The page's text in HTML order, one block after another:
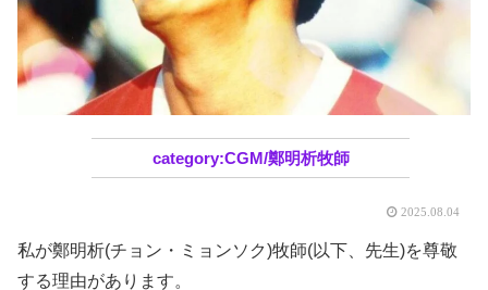
CGM/鄭明析牧師
2025.08.04
私が鄭明析(チョン・ミョンソク)牧師(以下、先生)を尊敬
する理由があります。